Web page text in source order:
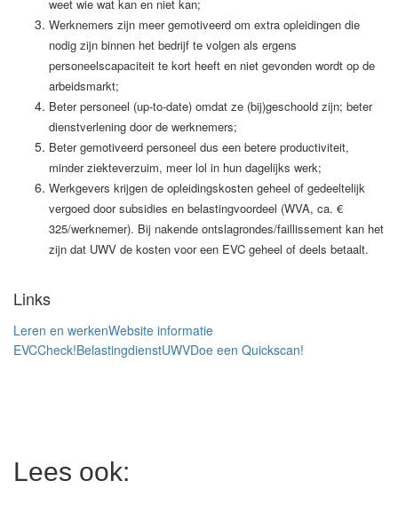
weet wie wat kan en niet kan;
Werknemers zijn meer gemotiveerd om extra opleidingen die
nodig zijn binnen het bedrijf te volgen als ergens
personeelscapaciteit te kort heeft en niet gevonden wordt op de
arbeidsmarkt;
Beter personeel (up-to-date) omdat ze (bij)geschoold zijn; beter
dienstverlening door de werknemers;
Beter gemotiveerd personeel dus een betere productiviteit,
minder ziekteverzuim, meer lol in hun dagelijks werk;
Werkgevers krijgen de opleidingskosten geheel of gedeeltelijk
vergoed door subsidies en belastingvoordeel (WVA, ca. €
325/werknemer). Bij nakende ontslagrondes/faillissement kan het
zijn dat UWV de kosten voor een EVC geheel of deels betaalt.
Links
Leren en werkenWebsite informatie
EVCCheck!BelastingdienstUWVDoe een Quickscan!
Lees ook: